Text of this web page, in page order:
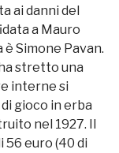
ai danni del
a Mauro
Simone Pavan.
stretto una
interne si
gioco in erba
nel 1927. Il
euro (40 di